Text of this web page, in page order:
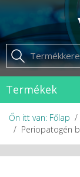
Termékek
Őn itt van: Főlap
Periopatogén